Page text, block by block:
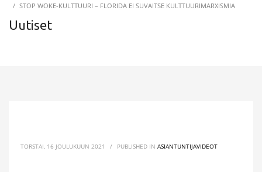
STOP WOKE-KULTTUURI – FLORIDA EI SUVAITSE KULTTUURIMARXISMIA
Uutiset
TORSTAI, 16 JOULUKUUN 2021 / PUBLISHED IN ASIANTUNTIJAVIDEOT